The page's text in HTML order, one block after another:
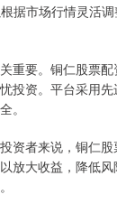
据市场行情灵活
重要。铜仁股票
投资。平台采用
。
资者来说，铜仁
放大收益，降低